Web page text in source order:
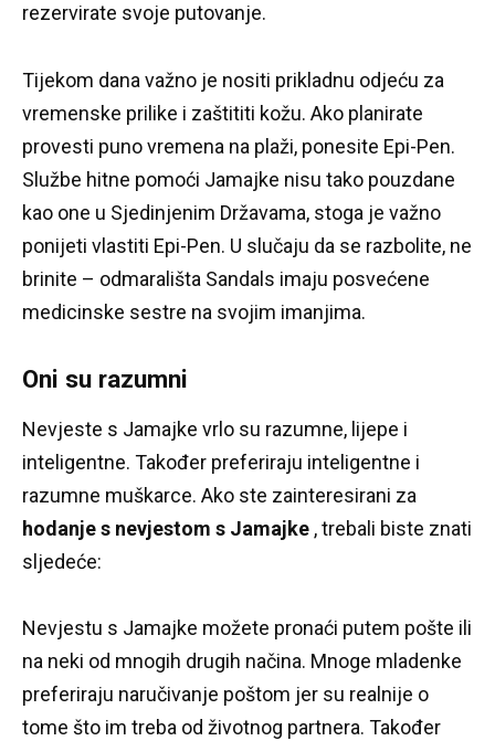
rezervirate svoje putovanje.
Tijekom dana važno je nositi prikladnu odjeću za
vremenske prilike i zaštititi kožu. Ako planirate
provesti puno vremena na plaži, ponesite Epi-Pen.
Službe hitne pomoći Jamajke nisu tako pouzdane
kao one u Sjedinjenim Državama, stoga je važno
ponijeti vlastiti Epi-Pen. U slučaju da se razbolite, ne
brinite – odmarališta Sandals imaju posvećene
medicinske sestre na svojim imanjima.
Oni su razumni
Nevjeste s Jamajke vrlo su razumne, lijepe i
inteligentne. Također preferiraju inteligentne i
razumne muškarce. Ako ste zainteresirani za
hodanje s nevjestom s Jamajke , trebali biste znati
sljedeće:
Nevjestu s Jamajke možete pronaći putem pošte ili
na neki od mnogih drugih načina. Mnoge mladenke
preferiraju naručivanje poštom jer su realnije o
tome što im treba od životnog partnera. Također